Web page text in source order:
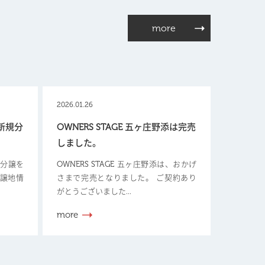
規分
譲を
地情
2026.01.26
OWNERS STAGE 五ヶ庄野添は完売
しました。
OWNERS STAGE 五ヶ庄野添は、おかげ
さまで完売となりました。 ご契約あり
がとうございました...
more
more